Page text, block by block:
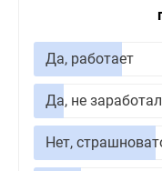
Да, работает
Да, не
Нет,